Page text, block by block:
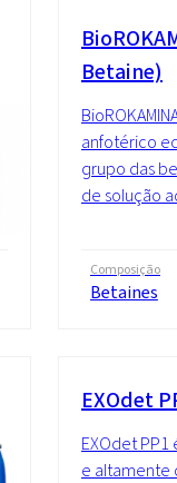
Betaine)
anfotérico
grupo das
de solução
Composição
Betaines
EXOdet
EXOdet
e altamente